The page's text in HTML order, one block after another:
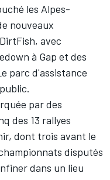
les Alpes-
nouveaux
avec
à Gap et des
parc d'assistance
par des
des 13 rallyes
dont trois avant le
disputés
dans un lieu